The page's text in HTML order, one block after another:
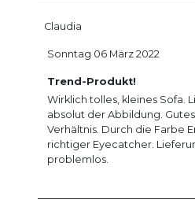
Claudia
Trend-Produkt!
Wirklich tolles, kleines Sofa.
absolut der Abbildung.
Verhältnis. Durch die Farbe
richtiger Eyecatcher.
problemlos.
Sonntag 06 März 2022